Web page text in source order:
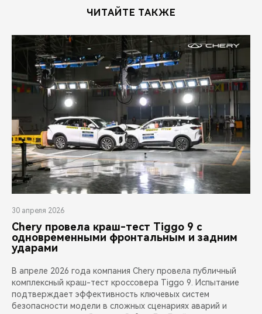
ЧИТАЙТЕ ТАКЖЕ
30 апреля 2026
Chery провела краш-тест Tiggo 9 с
одновременными фронтальным и задним
ударами
В апреле 2026 года компания Chery провела публичный
комплексный краш-тест кроссовера Tiggo 9. Испытание
подтверждает эффективность ключевых систем
безопасности модели в сложных сценариях аварий и